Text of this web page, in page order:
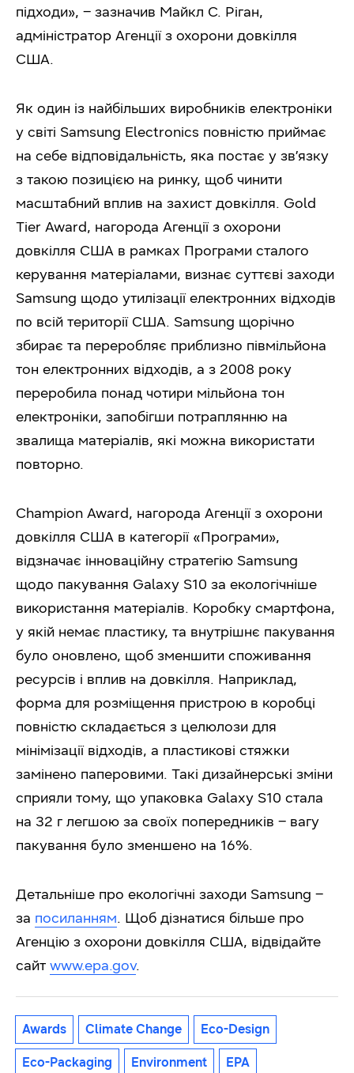
підходи», – зазначив Майкл С. Ріган,
адміністратор Агенції з охорони довкілля
США.
Як один із найбільших виробників електроніки
у світі Samsung Electronics повністю приймає
на себе відповідальність, яка постає у зв’язку
з такою позицією на ринку, щоб чинити
масштабний вплив на захист довкілля. Gold
Tier Award, нагорода Агенції з охорони
довкілля США в рамках Програми сталого
керування матеріалами, визнає суттєві заходи
Samsung щодо утилізації електронних відходів
по всій території США. Samsung щорічно
збирає та переробляє приблизно півмільйона
тон електронних відходів, а з 2008 року
переробила понад чотири мільйона тон
електроніки, запобігши потраплянню на
звалища матеріалів, які можна використати
повторно.
Champion Award, нагорода Агенції з охорони
довкілля США в категорії «Програми»,
відзначає інноваційну стратегію Samsung
щодо пакування Galaxy S10 за екологічніше
використання матеріалів. Коробку смартфона,
у якій немає пластику, та внутрішнє пакування
було оновлено, щоб зменшити споживання
ресурсів і вплив на довкілля. Наприклад,
форма для розміщення пристрою в коробці
повністю складається з целюлози для
мінімізації відходів, а пластикові стяжки
замінено паперовими. Такі дизайнерські зміни
сприяли тому, що упаковка Galaxy S10 стала
на 32 г легшою за своїх попередників – вагу
пакування було зменшено на 16%.
Детальніше про екологічні заходи Samsung –
за посиланням. Щоб дізнатися більше про
Агенцію з охорони довкілля США, відвідайте
сайт www.epa.gov.
Awards Climate Change Eco-Design
Eco-Packaging Environment EPA